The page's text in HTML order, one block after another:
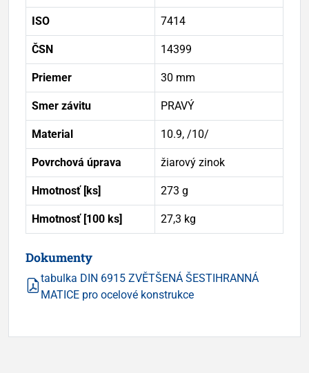
ISO 7414
ČSN 14399
Priemer 30 mm
Smer závitu PRAVÝ
Material 10.9, /10/
Povrchová úprava žiarový zinok
Hmotnosť [ks] 273 g
Hmotnosť [100 ks] 27,3 kg
Dokumenty
tabulka DIN 6915 ZVĚTŠENÁ ŠESTIHRANNÁ
MATICE pro ocelové konstrukce